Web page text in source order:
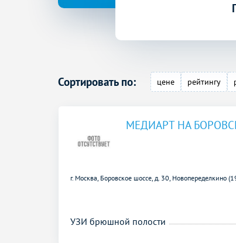
Сортировать по: цене рейтингу
МЕДИАРТ НА
г. Москва, Боровское шоссе, д. 30, Новопеределкино
УЗИ брюшной полости